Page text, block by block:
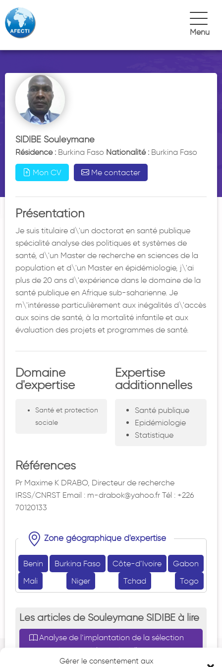
Gérer le consentement aux
Menu
SIDIBE Souleymane
Résidence : Burkina Faso Nationalité : Burkina Faso
Mon CV Me contacter
Présentation
Je suis titulaire d\'un doctorat en santé publique
spécialité analyse des politiques et systèmes de
santé, d\'un Master de recherche en sciences de la
population et d\'un Master en épidémiologie, j\'ai
plus de 20 ans d\'expérience dans le domaine de la
santé publique en Afrique sub-saharienne. Je
m\'intéresse particulièrement aux inégalités d\'accès
aux soins de santé, à la mortalité infantile et aux
évaluation des projets et programmes de santé.
Domaine
d'expertise
Santé et protection
sociale
Expertise
additionnelles
Santé publique
Epidémiologie
Statistique
Références
Pr Maxime K DRABO, Directeur de recherche
IRSS/CNRST Email : m-drabok@yahoo.fr Tél : +226
70120133
Zone géographique d'expertise
Benin Burkina Faso Côte-d’Ivoire
Gabon
Mali
Niger Tchad Togo
Les articles de Souleymane SIDIBE à lire
Analyse de l’implantation de la sélection
communautaire à large échelle des indigents
en Afrique Sub-saharienne: cas du Burkina